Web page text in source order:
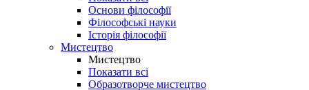
Основи філософії
Філософські науки
Історія філософії
Мистецтво
Мистецтво
Показати всі
Образотворче мистецтво